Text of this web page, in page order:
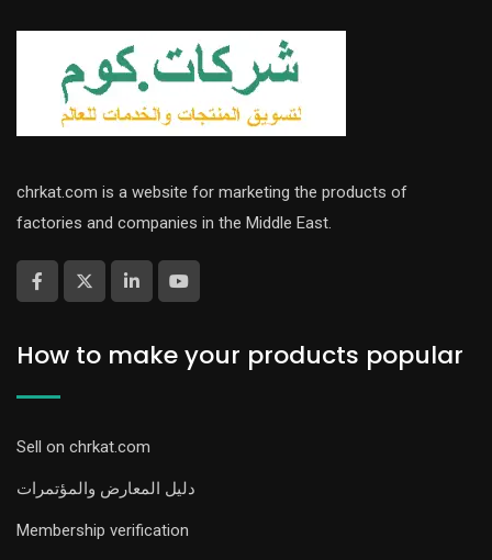
chrkat.com is a website for marketing the products of
factories and companies in the Middle East.
How to make your products popular
Sell on chrkat.com
دليل المعارض والمؤتمرات
Membership verification